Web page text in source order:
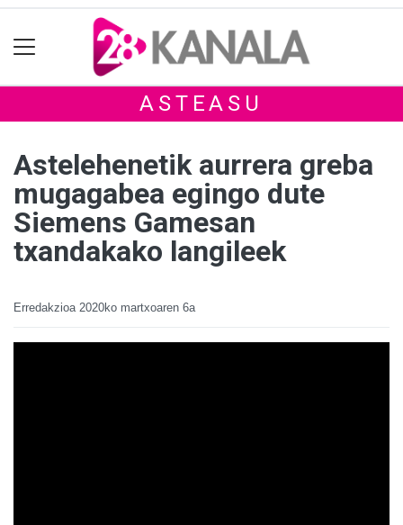
ASTEASU
Astelehenetik aurrera greba
mugagabea egingo dute
Siemens Gamesan
txandakako langileek
Erredakzioa 2020ko martxoaren 6a